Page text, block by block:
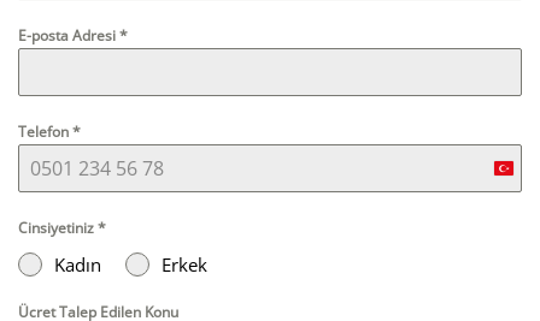
E-posta Adresi*
Telefon*
Cinsiyetiniz*
Kadın Erkek
Ücret Talep Edilen Konu